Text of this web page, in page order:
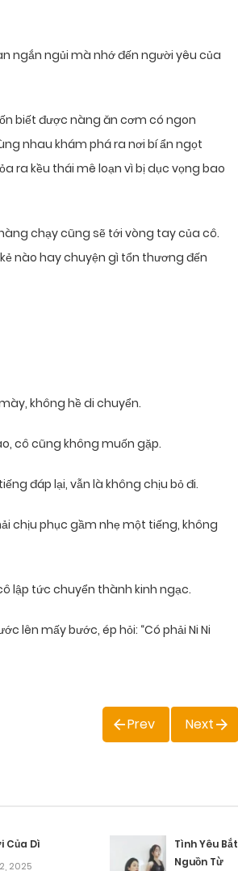
ngắn ngủi mà nhớ đến người yêu của
biết được nàng ăn cơm có ngon
nhau khám phá ra nơi bí ẩn ngọt
ra kều thái mê loạn vì bị dục vọng bao
chạy cũng sẽ tới vòng tay của cô.
nào hay chuyện gì tổn thương đến
không hề di chuyển.
cô cũng không muốn gặp.
đáp lại, vẫn là không chịu bỏ đi.
chịu phục gầm nhẹ một tiếng, không
lập tức chuyển thành kinh ngạc.
lên mấy bước, ép hỏi: “Có phải Ni Ni
Prev Next
Của Dì
2025
Tình Yêu Bắt
Nguồn Từ